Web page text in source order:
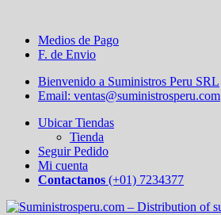
Medios de Pago
F. de Envio
Bienvenido a Suministros Peru SRL
Email: ventas@suministrosperu.com
Ubicar Tiendas
Tienda
Seguir Pedido
Mi cuenta
Contactanos (+01) 7234377